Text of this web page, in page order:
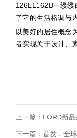
126LL162B一缕缕
了它的生活格调与
以美好的居住概念
者实现关于设计、
上一篇：LORD新
下一篇：首发，全